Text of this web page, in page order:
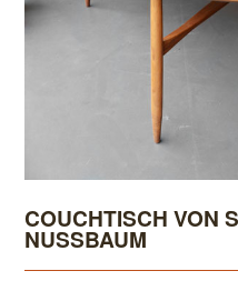
COUCHTISCH VON
NUSSBAUM